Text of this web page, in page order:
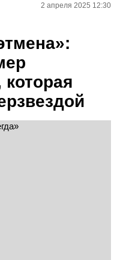
2 апреля 2025 12:30